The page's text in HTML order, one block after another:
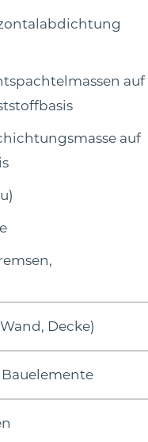
auf
auf
Decke)